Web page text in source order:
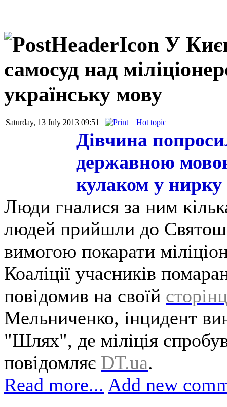
У
самосуд над
українську мову
Saturday, 13 July 2013 09:51 | Hot topic
Дівчина
державною
кулаком у нирку
Люди гналися за ним
людей прийшли до
вимогою покарати
Коаліції учасників
повідомив на своїй
Мельниченко, інцидент
"Шлях", де міліція
повідомляє DT.ua.
Read more... Add new